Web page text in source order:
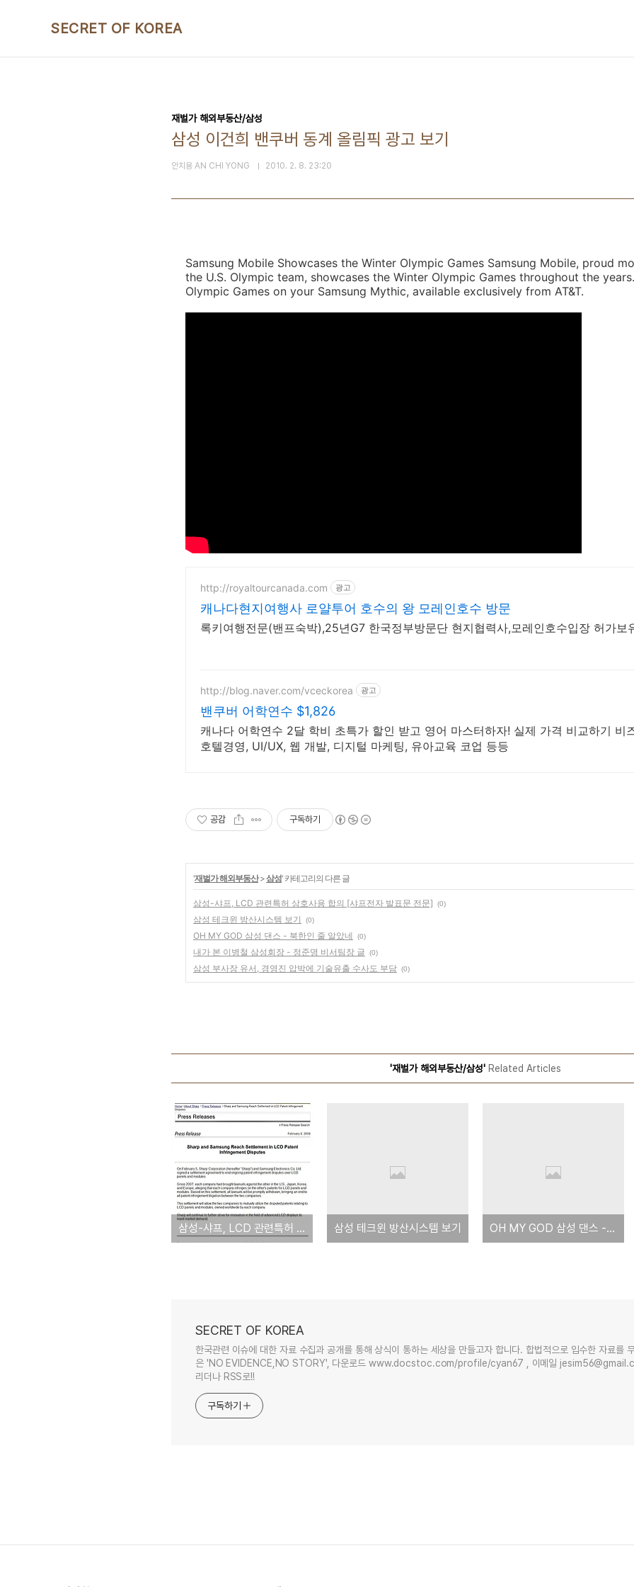
SECRET OF KOREA
재벌가 해외부동산/삼성
삼성 이건희 밴쿠버 동계 올림픽 광고 보기
안치용 AN CHI YONG 2010. 2. 8. 23:20
Samsung Mobile Showcases the Winter Olympic Games Samsung Mobile, proud
the U.S. Olympic team, showcases the Winter Olympic Games throughout the
Olympic Games on your Samsung Mythic, available exclusively from AT&T.
http://royaltourcanada.com 광고
캐나다현지여행사 로얄투어 호수의 왕 모레인호수 방문
록키여행전문(밴프숙박),25년G7 한국정부방문단 현지협력사,모레인호수입장 허가보
http://blog.naver.com/vceckorea 광고
밴쿠버 어학연수 $1,826
캐나다 어학연수 2달 학비 초특가 할인 받고 영어 마스터하자! 실제 가격 비교하기 비
호텔경영, UI/UX, 웹 개발, 디지털 마케팅, 유아교육 코업 등등
공감 구독하기
'재벌가 해외부동산>삼성' 카테고리의 다른 글
삼성-샤프, LCD 관련특허 상호사용 합의 [샤프전자 발표문 전문] (0)
삼성 테크윈 방산시스템 보기 (0)
OH MY GOD 삼성 댄스 - 북한인 줄 알았네 (0)
내가 본 이병철 삼성회장 - 정준명 비서팀장 글 (0)
삼성 부사장 유서, 경영진 압박에 기술유출 수사도 부담 (0)
'재벌가 해외부동산/삼성' Related Articles
삼성-샤프, LCD 관련특허 상호사용 합의 [샤프전자 발표문 전문] 삼성 테크윈 방산시스템 보기 OH MY GOD 삼성 댄스 - 북한인 줄 알았네
SECRET OF KOREA
한국관련 이슈에 대한 자료 수집과 공개를 통해 상식이 통하는 세상을 만들고자 합니다. 합법적으로 입수한 자료를
은 'NO EVIDENCE,NO STORY', 다운로드 www.docstoc.com/profile/cyan67 , 이메일
리더나 RSS로!!
구독하기